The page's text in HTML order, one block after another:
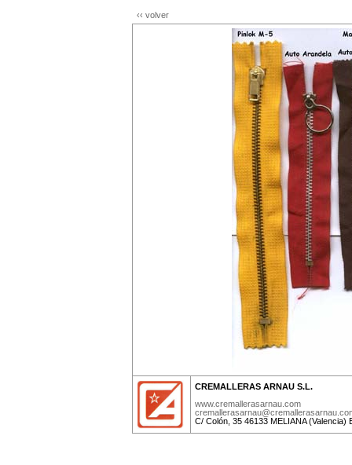
‹‹ volver
CREMALLERAS ARNAU S.L.
www.cremallerasarnau.com
C/ Colón, 35 46133 MELIANA (Valencia)